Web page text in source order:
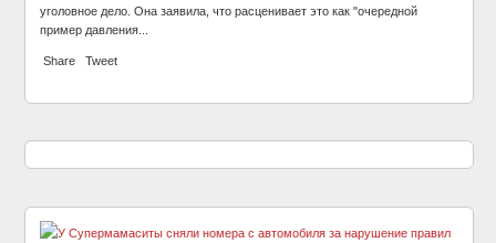
уголовное дело. Она заявила, что расценивает это как "очередной
пример давления...
Share Tweet